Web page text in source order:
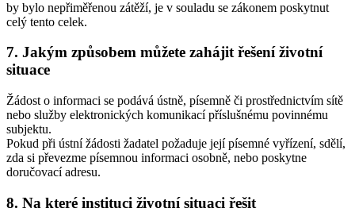
by bylo nepřiměřenou zátěží, je v souladu se zákonem poskytnut
celý tento celek.
7. Jakým způsobem můžete zahájit řešení životní
situace
Žádost o informaci se podává ústně, písemně či prostřednictvím sítě
nebo služby elektronických komunikací příslušnému povinnému
subjektu.
Pokud při ústní žádosti žadatel požaduje její písemné vyřízení, sdělí,
zda si převezme písemnou informaci osobně, nebo poskytne
doručovací adresu.
8. Na které instituci životní situaci řešit